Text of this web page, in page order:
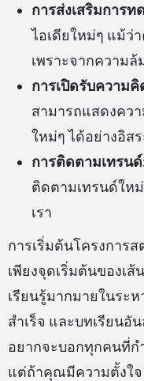
การส่งเสริมการท
ไอเดียใหม่ๆ แม้ว่
เพราะจากความล้
การเปิดรับความคิ
สามารถแสดงคว
ใหม่ๆ ได้อย่างอิสร
การติดตามเทรนด์
ติดตามเทรนด์ให
เรา
การเริ่มต้นโครงการ
เพียงจุดเริ่มต้นของเ
เรียนรู้มากมายในระ
สำเร็จ และบทเรียนอั
อยากจะบอกทุกคนที่ก
แต่ถ้าคุณมีความตั้งใ